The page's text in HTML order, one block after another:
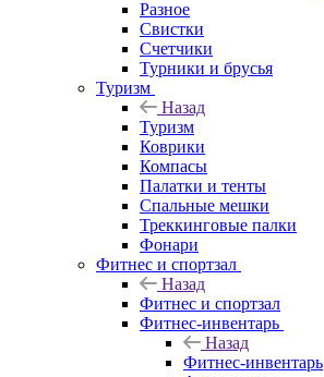
Разное
Свистки
Счетчики
Турники и брусья
Туризм
Назад
Туризм
Коврики
Компасы
Палатки и тенты
Спальные мешки
Треккинговые палки
Фонари
Фитнес и спортзал
Назад
Фитнес и спортзал
Фитнес-инвентарь
Назад
Фитнес-инвентарь